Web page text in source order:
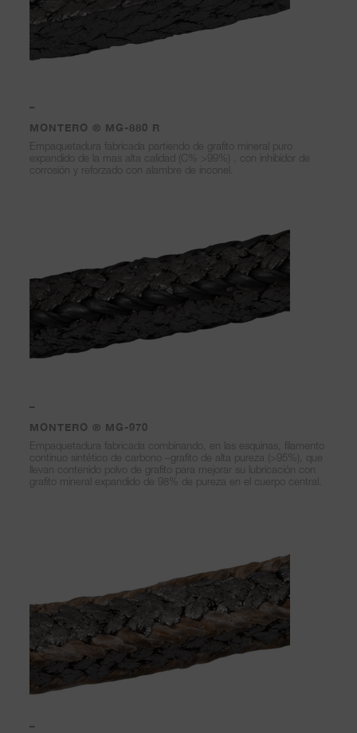
–
MONTERO ® MG-880 R
Empaquetadura fabricada partiendo de grafito mineral puro
expandido de la mas alta calidad (C% >99%) , con inhibidor de
corrosión y reforzado con alambre de inconel.
–
MONTERO ® MG-970
Empaquetadura fabricada combinando, en las esquinas, filamento
contínuo sintético de carbono –grafito de alta pureza (>95%), que
llevan contenido polvo de grafito para mejorar su lubricación con
grafito mineral expandido de 98% de pureza en el cuerpo central.
–